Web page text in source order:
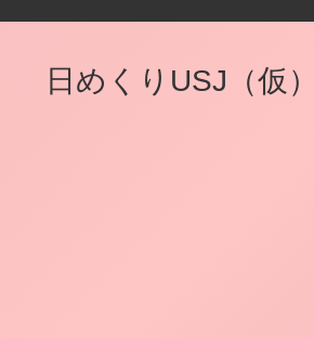
日めくりUSJ（仮）